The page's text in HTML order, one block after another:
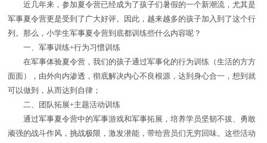
近几年来，参加夏令营已经成为了孩子们暑假的一个新潮流，尤其是
军事夏令营更是受到了广大好评。因此，越来越多的孩子加入到了这个行
列。那么，小学生军事夏令营到底都训练些什么内容呢？
一、军事训练+行为习惯训练
在军事体验夏令营，我们的孩子通过军事化的行为训练（生活的方方
面面），由外向内渗透，彻底解决内心不良根源，达到身心合一，想到就
可以做到，从而达到自律；
二、团队拓展+主题活动训练
通过军事夏令营中的军事游戏和军事拓展，培养学员坚韧不拔、勇敢
顽强的战斗作风，挑战极限，激发潜能，带给营员们无穷回味。这些活动